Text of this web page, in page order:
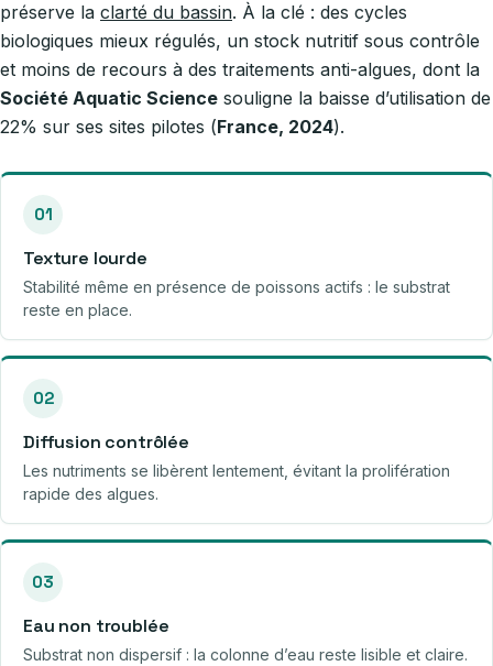
préserve la clarté du bassin. À la clé : des cycles
biologiques mieux régulés, un stock nutritif sous contrôle
et moins de recours à des traitements anti-algues, dont la
Société Aquatic Science souligne la baisse d’utilisation de
22% sur ses sites pilotes (France, 2024).
01
Texture lourde
Stabilité même en présence de poissons actifs : le substrat
reste en place.
02
Diffusion contrôlée
Les nutriments se libèrent lentement, évitant la prolifération
rapide des algues.
03
Eau non troublée
Substrat non dispersif : la colonne d’eau reste lisible et claire.